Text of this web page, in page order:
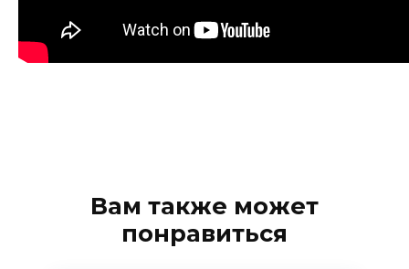
Вам также может
понравиться